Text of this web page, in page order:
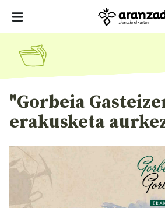
"Gorbeia
erakusketa